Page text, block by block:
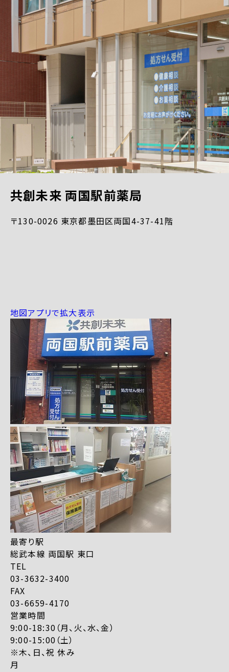
共創未来 両国駅前薬局
〒130-0026 東京都墨田区両国4-37-41階
地図アプリで拡大表示
最寄り駅
総武本線 両国駅 東口
TEL
03-3632-3400
FAX
03-6659-4170
営業時間
9:00-18:30（月、火、水、金）
9:00-15:00（土）
※木、日、祝 休み
月